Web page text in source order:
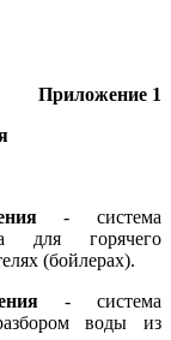
Приложение 1
- система
для горячего
(бойлерах).
- система
воды из